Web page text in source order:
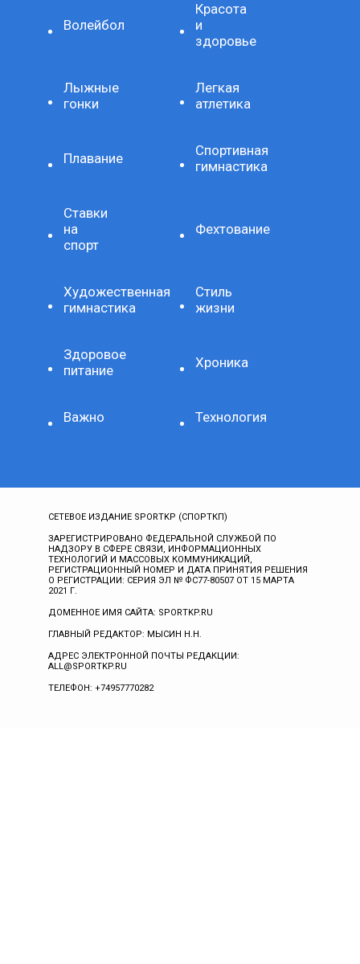
Волейбол
Красота
и
здоровье
Лыжные
гонки
Легкая
атлетика
Плавание
Спортивная
гимнастика
Ставки
на
спорт
Фехтование
Художественная
гимнастика
Стиль
жизни
Здоровое
питание
Хроника
Важно Технология
СЕТЕВОЕ ИЗДАНИЕ SPORTKP (СПОРТКП)
ЗАРЕГИСТРИРОВАНО ФЕДЕРАЛЬНОЙ СЛУЖБОЙ ПО
НАДЗОРУ В СФЕРЕ СВЯЗИ, ИНФОРМАЦИОННЫХ
ТЕХНОЛОГИЙ И МАССОВЫХ КОММУНИКАЦИЙ,
РЕГИСТРАЦИОННЫЙ НОМЕР И ДАТА ПРИНЯТИЯ РЕШЕНИЯ
О РЕГИСТРАЦИИ: СЕРИЯ ЭЛ № ФС77-80507 ОТ 15 МАРТА
2021 Г.
ДОМЕННОЕ ИМЯ САЙТА: SPORTKP.RU
ГЛАВНЫЙ РЕДАКТОР: МЫСИН Н.Н.
АДРЕС ЭЛЕКТРОННОЙ ПОЧТЫ РЕДАКЦИИ:
ALL@SPORTKP.RU
ТЕЛЕФОН: +74957770282